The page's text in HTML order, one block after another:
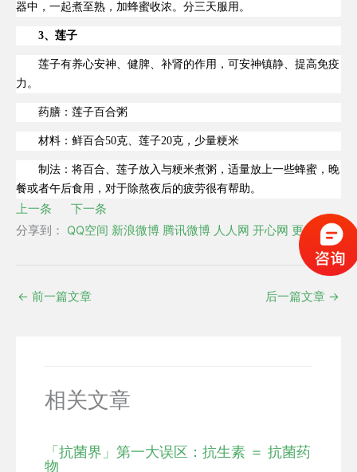
器中，一起煮至熟，加蜂蜜收浓。分三天服用。
3、莲子
莲子有养心安神、健脾、补肾的作用，可安神镇静、提高免疫
力。
药膳：莲子百合粥
材料：鲜百合50克、莲子20克，少量粳米
制法：将百合、莲子放入与粳米煮粥，适量放上一些蜂蜜，晚
餐或者午后食用，对于除熬夜后的疲劳很有帮助。
上一条
下一条
分享到：
QQ空间 新浪微博 腾讯微博 人人网 开心网 更多
← 前一篇文章 后一篇文章 →
相关文章
「抗菌界」第一大误区：抗生素 ＝ 抗菌药
物